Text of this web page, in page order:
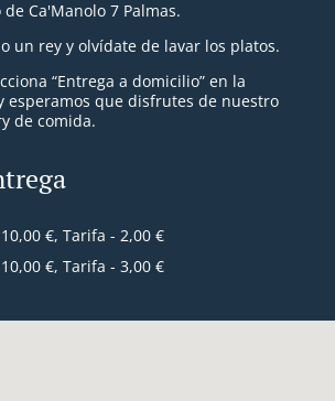
Ca'Manolo 7 Palmas.
un rey y olvídate de lavar los platos.
“Entrega a domicilio” en la
esperamos que disfrutes de nuestro
de comida.
€, Tarifa - 2,00 €
€, Tarifa - 3,00 €